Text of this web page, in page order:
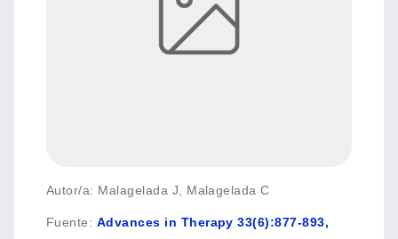
Autor/a: Malagelada J, Malagelada C
Fuente: Advances in Therapy 33(6):877-893,